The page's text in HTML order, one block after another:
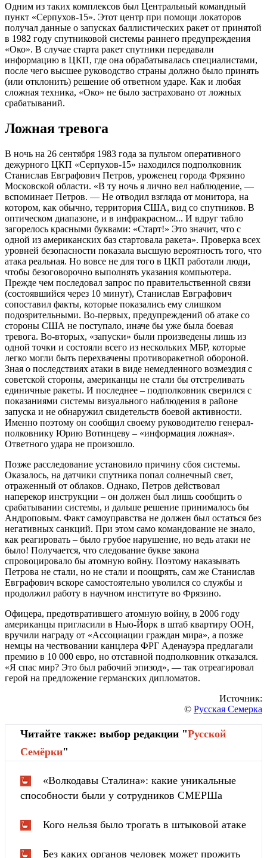
Одним из таких комплексов был Центральный командный
пункт «Серпухов-15». Этот центр при помощи локаторов
получал данные о запусках баллистических ракет от принятой
в 1982 году спутниковой системы раннего предупреждения
«Око». В случае старта ракет спутники передавали
информацию в ЦКП, где она обрабатывалась специалистами,
после чего высшее руководство страны должно было принять
(или отклонить) решение об ответном ударе. Как и любая
сложная техника, «Око» не было застраховано от ложных
срабатываний.
Ложная тревога
В ночь на 26 сентября 1983 года за пультом оперативного
дежурного ЦКП «Серпухов-15» находился подполковник
Станислав Евграфович Петров, уроженец города Фрязино
Московской области. «В ту ночь я лично вел наблюдение, —
вспоминает Петров. — Не отводил взгляда от монитора, на
котором, как обычно, территория США, вид со спутников. В
оптическом диапазоне, и в инфракрасном... И вдруг табло
загорелось красными буквами: «Старт!» Это значит, что с
одной из американских баз стартовала ракета». Проверка всех
уровней безопасности показала высшую вероятность того, что
атака реальная. Но вовсе не для того в ЦКП работали люди,
чтобы безоговорочно выполнять указания компьютера.
Прежде чем последовал запрос по правительственной связи
(состоявшийся через 10 минут), Станислав Евграфович
сопоставил факты, которые показались ему слишком
подозрительными. Во-первых, предупреждений об атаке со
стороны США не поступало, иначе бы уже была боевая
тревога. Во-вторых, «запуски» были произведены лишь из
одной точки и состояли всего из нескольких МБР, которые
легко могли быть перехвачены противоракетной обороной.
Зная о последствиях атаки в виде немедленного возмездия с
советской стороны, американцы не стали бы отстреливать
единичные ракеты. И последнее – подполковник сверился с
показаниями системы визуального наблюдения в районе
запуска и не обнаружил свидетельств боевой активности.
Именно поэтому он сообщил своему руководителю генерал-
полковнику Юрию Вотинцеву – «информация ложная».
Ответного удара не произошло.
Позже расследование установило причину сбоя системы.
Оказалось, на датчики спутника попал солнечный свет,
отраженный от облаков. Однако, Петров действовал
наперекор инструкции – он должен был лишь сообщить о
срабатывании системы, и дальше решение принималось бы
Андроповым. Факт самоуправства не должен был остаться без
негативных санкций. При этом само командование не знало,
как реагировать – было грубое нарушение, но ведь атаки не
было! Получается, что следование букве закона
спровоцировало бы атомную войну. Поэтому наказывать
Петрова не стали, но не стали и поощрять, сам же Станислав
Евграфович вскоре самостоятельно уволился со службы и
продолжил работу в научном институте во Фрязино.
Офицера, предотвратившего атомную войну, в 2006 году
американцы пригласили в Нью-Йорк в штаб квартиру ООН,
вручили награду от «Ассоциации граждан мира», а позже
немцы на чествовании канцлера ФРГ Аденауэра предлагали
премию в 10 000 евро, но отставной подполковник отказался.
«Я спас мир? Это был рабочий эпизод», — так отреагировал
герой на предложение германских дипломатов.
Источник:
© Русская Семерка
Читайте также: выбор редакции "Русской
Cемёрки"
«Волкодавы Сталина»: какие уникальные
способности были у сотрудников СМЕРШа
Кого нельзя было трогать в штыковой атаке
Без каких органов человек может прожить